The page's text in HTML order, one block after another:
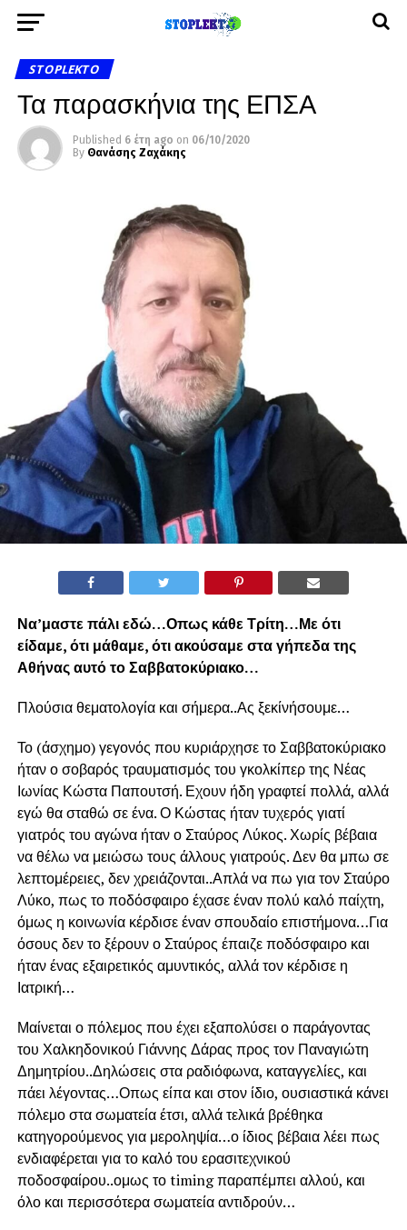
STOPLEKTO
Τα παρασκήνια της ΕΠΣΑ
Published 6 έτη ago on 06/10/2020
By Θανάσης Ζαχάκης
Να’μαστε πάλι εδώ…Οπως κάθε Τρίτη…Με ότι
είδαμε, ότι μάθαμε, ότι ακούσαμε στα γήπεδα της
Αθήνας αυτό το Σαββατοκύριακο…
Πλούσια θεματολογία και σήμερα..Ας ξεκίνήσουμε…
Το (άσχημο) γεγονός που κυριάρχησε το Σαββατοκύριακο
ήταν ο σοβαρός τραυματισμός του γκολκίπερ της Νέας
Ιωνίας Κώστα Παπουτσή. Εχουν ήδη γραφτεί πολλά, αλλά
εγώ θα σταθώ σε ένα. Ο Κώστας ήταν τυχερός γιατί
γιατρός του αγώνα ήταν ο Σταύρος Λύκος. Χωρίς βέβαια
να θέλω να μειώσω τους άλλους γιατρούς. Δεν θα μπω σε
λεπτομέρειες, δεν χρειάζονται..Απλά να πω για τον Σταύρο
Λύκο, πως το ποδόσφαιρο έχασε έναν πολύ καλό παίχτη,
όμως η κοινωνία κέρδισε έναν σπουδαίο επιστήμονα…Για
όσους δεν το ξέρουν ο Σταύρος έπαιζε ποδόσφαιρο και
ήταν ένας εξαιρετικός αμυντικός, αλλά τον κέρδισε η
Ιατρική…
Μαίνεται ο πόλεμος που έχει εξαπολύσει ο παράγοντας
του Χαλκηδονικού Γιάννης Δάρας προς τον Παναγιώτη
Δημητρίου..Δηλώσεις στα ραδιόφωνα, καταγγελίες, και
πάει λέγοντας…Οπως είπα και στον ίδιο, ουσιαστικά κάνει
πόλεμο στα σωματεία έτσι, αλλά τελικά βρέθηκα
κατηγορούμενος για μεροληψία…ο ίδιος βέβαια λέει πως
ενδιαφέρεται για το καλό του ερασιτεχνικού
ποδοσφαίρου..ομως το timing παραπέμπει αλλού, και
όλο και περισσότερα σωματεία αντιδρούν…